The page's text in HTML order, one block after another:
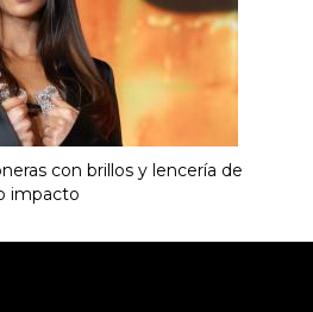
con brillos y lencería de
impacto